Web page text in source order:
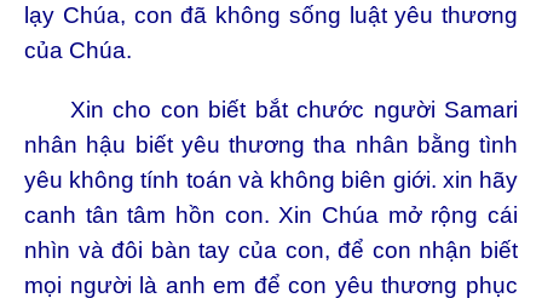
lạy Chúa, con đã không sống luật yêu thương
của Chúa.
Xin cho con biết bắt chước người Samari
nhân hậu biết yêu thương tha nhân bằng tình
yêu không tính toán và không biên giới. xin hãy
canh tân tâm hồn con. Xin Chúa mở rộng cái
nhìn và đôi bàn tay của con, để con nhận biết
mọi người là anh em để con yêu thương phục